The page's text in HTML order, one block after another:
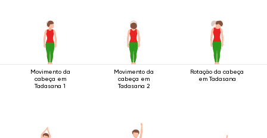
Movimento da
cabeça em
Tadasana 1
Movimento da
cabeça em
Tadasana 2
Rotação da cabeça
em Tadasana